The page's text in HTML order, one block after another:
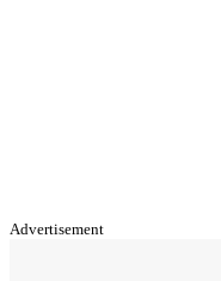
Advertisement